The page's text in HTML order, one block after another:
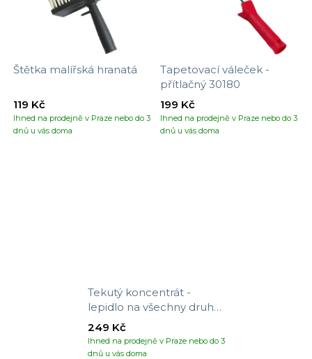
Štětka malířská hranatá
Ihned na prodejně v Praze nebo do 3
dnů u vás doma
119 Kč
Tapetovací váleček -
přítlačný 30180
Ihned na prodejně v Praze nebo do 3
dnů u vás doma
199 Kč
Tekutý koncentrát -
lepidlo na všechny druhy
tapet
Ihned na prodejně v Praze nebo do 3
dnů u vás doma
249 Kč